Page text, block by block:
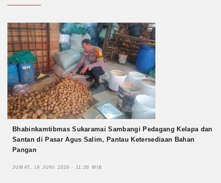
Bhabinkamtibmas Sukaramai Sambangi Pedagang Kelapa dan
Santan di Pasar Agus Salim, Pantau Ketersediaan Bahan
Pangan
JUMAT, 19 JUNI 2026 - 11:36 WIB